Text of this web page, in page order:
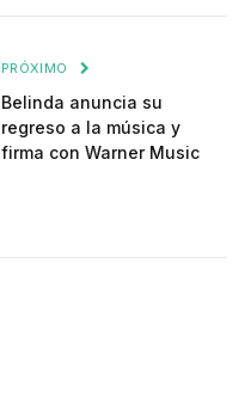
PRÓXIMO
Belinda anuncia su
regreso a la música y
firma con Warner Music